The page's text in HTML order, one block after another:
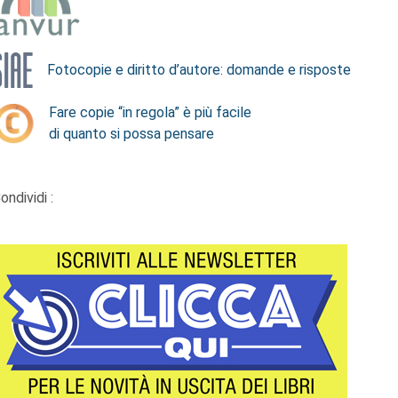
Fotocopie e diritto d’autore: domande e risposte
Fare copie “in regola” è più facile
di quanto si possa pensare
: